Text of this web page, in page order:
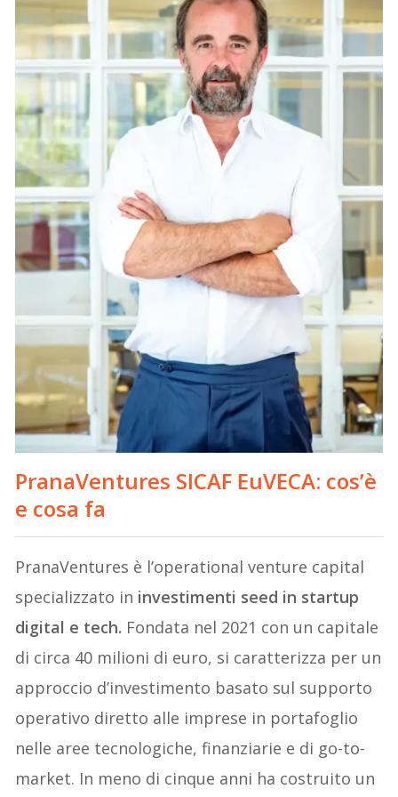
PranaVentures SICAF EuVECA: cos’è
e cosa fa
PranaVentures è l’operational venture capital
specializzato in investimenti seed in startup
digital e tech. Fondata nel 2021 con un capitale
di circa 40 milioni di euro, si caratterizza per un
approccio d’investimento basato sul supporto
operativo diretto alle imprese in portafoglio
nelle aree tecnologiche, finanziarie e di go-to-
market. In meno di cinque anni ha costruito un